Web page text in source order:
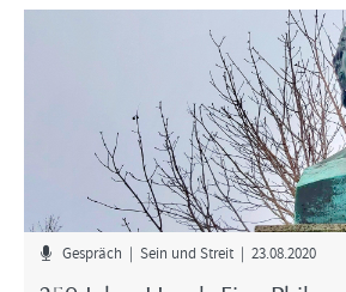
Ge­spräch | Sein und Streit | 23.08.2020